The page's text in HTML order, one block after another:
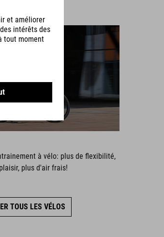
à vélo: plus de flexibilité,
plus d'air frais!
TOUS LES VÉLOS